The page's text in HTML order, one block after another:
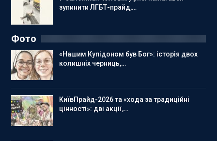
зупинити ЛГБТ-прайд,…
Фото
«Нашим Купідоном був Бог»: історія двох
колишніх черниць,…
КиївПрайд-2026 та «хода за традиційні
цінності»: дві акції,…